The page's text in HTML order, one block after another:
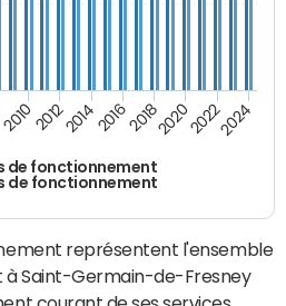
de fonctionnement
de fonctionnement
20102012201420162018202020222024
représentent l'ensemble
Saint-Germain-de-Fresney